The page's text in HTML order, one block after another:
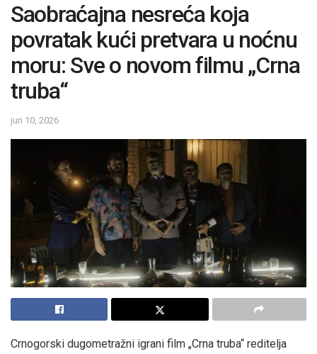
Saobraćajna nesreća koja
povratak kući pretvara u noćnu
moru: Sve o novom filmu „Crna
truba“
jun 10, 2026
Crnogorski dugometražni igrani film „Crna truba“ reditelja